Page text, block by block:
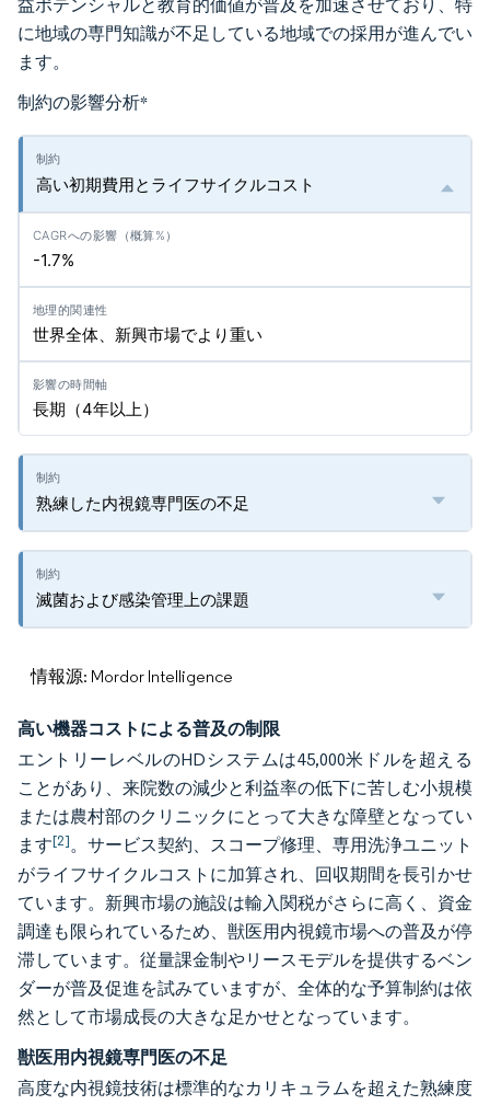
益ポテンシャルと教育的価値が普及を加速させており、特
に地域の専門知識が不足している地域での採用が進んでい
ます。
制約の影響分析*
高い初期費用とライフサイクルコスト
-1.7%
世界全体、新興市場でより重い
長期（4年以上）
熟練した内視鏡専門医の不足
滅菌および感染管理上の課題
情報源: Mordor Intelligence
高い機器コストによる普及の制限
エントリーレベルのHDシステムは45,000米ドルを超える
ことがあり、来院数の減少と利益率の低下に苦しむ小規模
または農村部のクリニックにとって大きな障壁となってい
ます[2]。サービス契約、スコープ修理、専用洗浄ユニット
がライフサイクルコストに加算され、回収期間を長引かせ
ています。新興市場の施設は輸入関税がさらに高く、資金
調達も限られているため、獣医用内視鏡市場への普及が停
滞しています。従量課金制やリースモデルを提供するベン
ダーが普及促進を試みていますが、全体的な予算制約は依
然として市場成長の大きな足かせとなっています。
獣医用内視鏡専門医の不足
高度な内視鏡技術は標準的なカリキュラムを超えた熟練度